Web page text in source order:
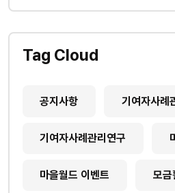
Tag Cloud
공지사항 기여자사례
기여자사례관리연구
마을월드 이벤트 모금